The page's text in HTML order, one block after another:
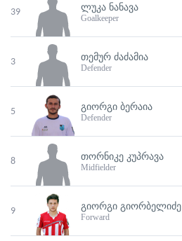
39 ᲚᲣᲙᲐ ᲜᲐᲜᲐᲕᲐ
Goalkeeper
3 ᲗᲔᲛᲣᲠ ᲫᲐᲫᲐᲛᲘᲐ
Defender
5 ᲒᲘᲝᲠᲒᲘ ᲑᲔᲠᲐᲘᲐ
Defender
8 ᲗᲝᲠᲜᲘᲙᲔ ᲙᲣᲞᲠᲐᲕᲐ
Midfielder
9 ᲒᲘᲝᲠᲒᲘ ᲒᲘᲝᲠᲑᲔᲚᲘᲫᲔ
Forward